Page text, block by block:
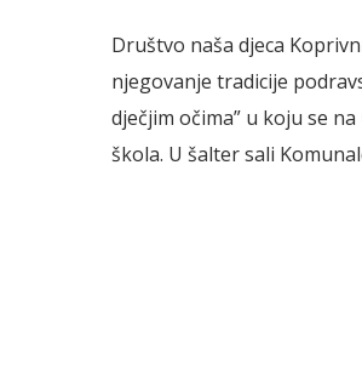
Društvo naša djeca
njegovanje tradicije
dječjim očima” u koju se
škola. U šalter sali